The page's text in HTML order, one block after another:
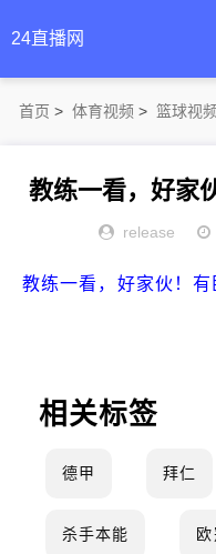
24直播网
首页 > 体育视频 > 篮球视
教练一看，好家
release
教练一看，好家伙！有
相关标签
德甲 拜仁
杀手本能